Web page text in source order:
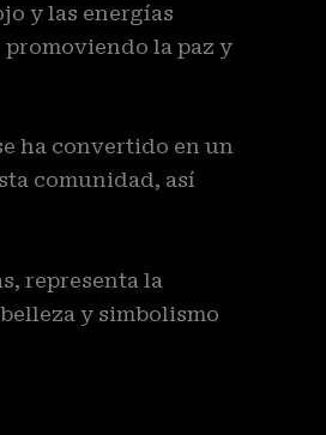
y las energías
la paz y
ha convertido en un
comunidad, así
representa la
y simbolismo